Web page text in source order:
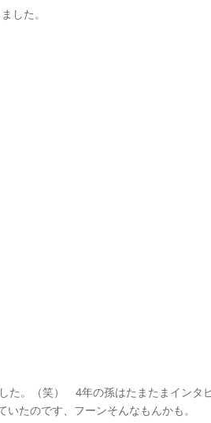
した。
た。（笑） 4年の孫はたまたまインタ
たのです、フーンそんなもんかも。